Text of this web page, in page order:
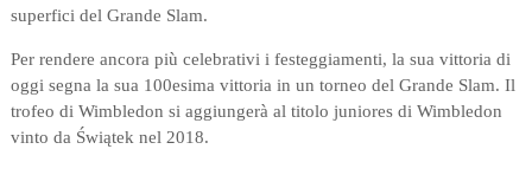
superfici del Grande Slam.
Per rendere ancora più celebrativi i festeggiamenti, la sua vittoria di
oggi segna la sua 100esima vittoria in un torneo del Grande Slam. Il
trofeo di Wimbledon si aggiungerà al titolo juniores di Wimbledon
vinto da Świątek nel 2018.